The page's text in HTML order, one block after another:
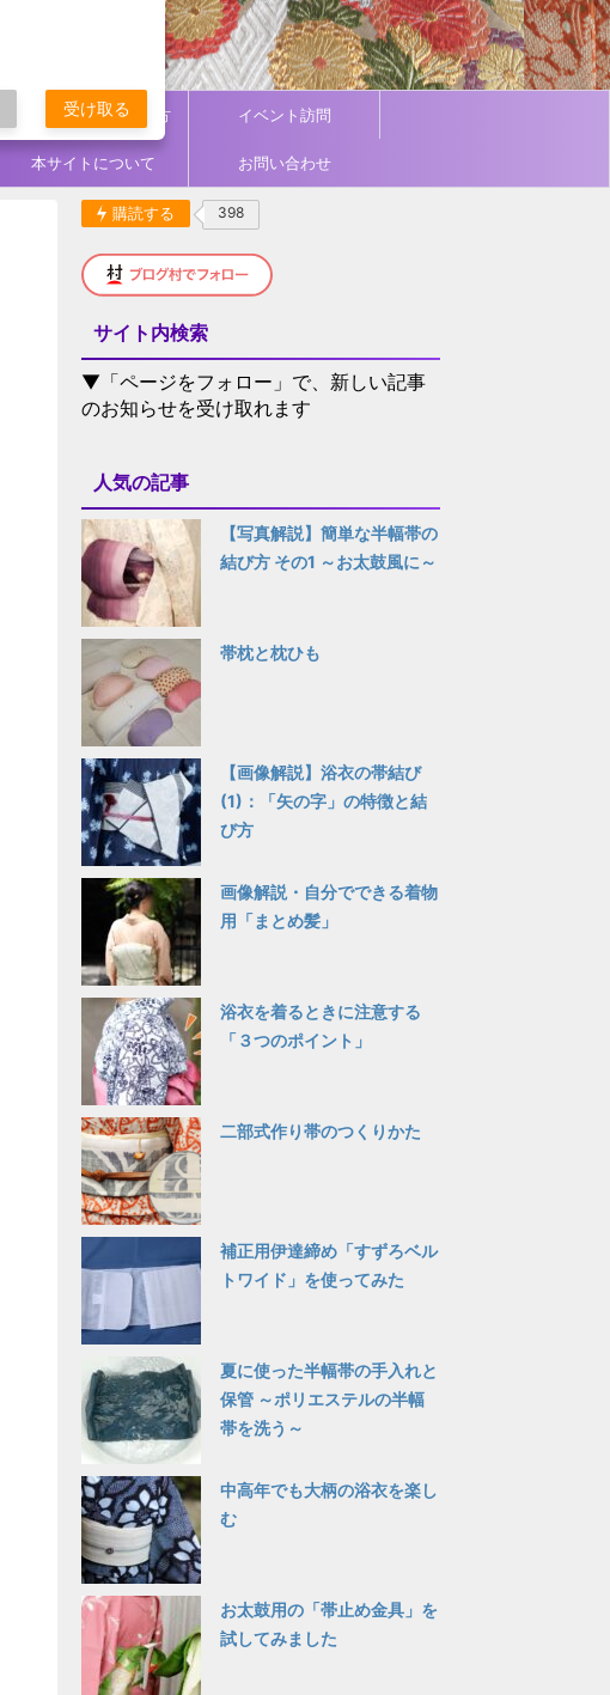
コーディネート／着方 イベント訪問
本サイトについて お問い合わせ
購読する 398
サイト内検索
▼「ページをフォロー」で、新しい記事
のお知らせを受け取れます
人気の記事
【写真解説】簡単な半幅帯の
結び方 その1 ～お太鼓風に～
帯枕と枕ひも
【画像解説】浴衣の帯結び
(1)：「矢の字」の特徴と結
び方
画像解説・自分でできる着物
用「まとめ髪」
浴衣を着るときに注意する
「３つのポイント」
二部式作り帯のつくりかた
補正用伊達締め「すずろベル
トワイド」を使ってみた
夏に使った半幅帯の手入れと
保管 ～ポリエステルの半幅
帯を洗う～
中高年でも大柄の浴衣を楽し
む
お太鼓用の「帯止め金具」を
試してみました
受け取る